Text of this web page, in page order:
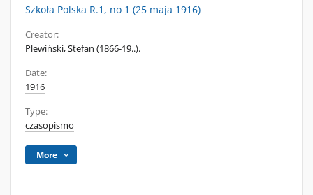
Szkoła Polska R.1, no 1 (25 maja 1916)
Creator:
Plewiński, Stefan (1866-19..).
Date:
1916
Type:
czasopismo
More